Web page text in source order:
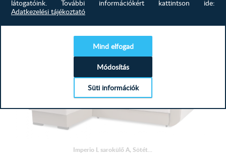
Imperio L sarokülő A, Sötét...
látogatóink.
További információkért kattintson ide:
Adatkezelési tájékoztató
Mind elfogad
Módosítás
Süti információk